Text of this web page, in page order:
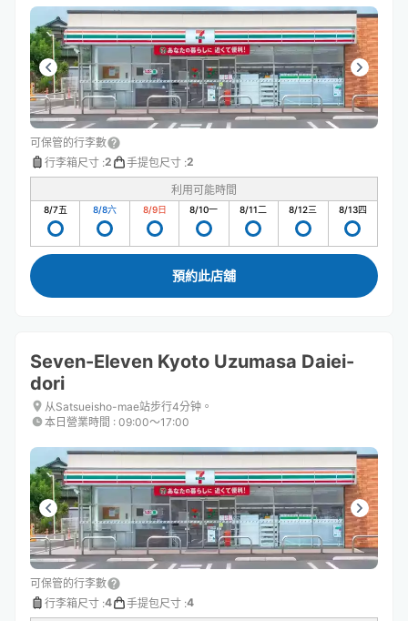
可保管的行李數
行李箱尺寸 :2 手提包尺寸 :2
利用可能時間
8/7五 8/8六 8/9日 8/10一 8/11二 8/12三 8/13四
預約此店舖
Seven-Eleven Kyoto Uzumasa Daiei-
dori
从Satsueisho-mae站步行4分钟。
本日營業時間 : 09:00〜17:00
可保管的行李數
行李箱尺寸 :4 手提包尺寸 :4